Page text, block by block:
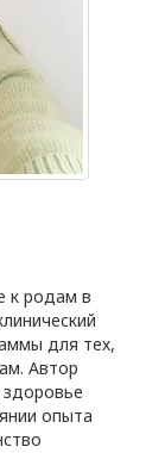
к родам в
для тех,
Автор
опыта